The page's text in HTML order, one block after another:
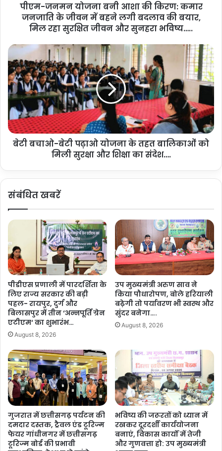
आ
शा
की
कि
र
ण
:
क
मा
जा
के
न
ब
ह
ने
ल
गी
ब
द
ला
की
ब
या
र
,
मि
ल
र
हा
सु
र
पीएम-जनमन योजना बनी आशा की किरण: कमार
जनजाति के जीवन में बहने लगी बदलाव की बयार,
मिल रहा सुरक्षित जीवन और सुनहरा भविष्य…..
बे
टी
ब
चा
ओ
-
बे
टी
प
के
त
लि
का
ओं
को
मि
ली
सु
र
क्षा
र
शि
क्षा
का
सं
दे
श
…
.
बेटी बचाओ-बेटी पढ़ाओ योजना के तहत बालिकाओं को
मिली सुरक्षा और शिक्षा का संदेश….
संबंधित खबरें
पीडीएस प्रणाली में पारदर्शिता के
लिए राज्य सरकार की बड़ी
पहल- रायपुर, दुर्ग और
बिलासपुर में तीन ‘अन्नपूर्ति ग्रेन
एटीएम‘ का शुभारंभ…
August 8, 2026
उप मुख्यमंत्री अरुण साव ने
किया पौधारोपण, बोले हरियाली
बढ़ेगी तो पर्यावरण भी स्वस्थ और
सुंदर बनेगा….
August 8, 2026
गुजरात में छत्तीसगढ़ पर्यटन की
दमदार दस्तक, ट्रैवल एंड टूरिज्म
फेयर गांधीनगर में छत्तीसगढ़
टूरिज्म बोर्ड की प्रभावी
भविष्य की जरूरतों को ध्यान में
रखकर दूरदर्शी कार्ययोजना
बनाएं, विकास कार्यों में तेजी
और गुणवत्ता हो: उप मुख्यमंत्री